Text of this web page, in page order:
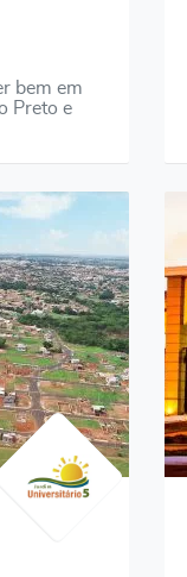
bem em
Preto e